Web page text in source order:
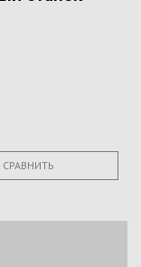
СРАВНИТЬ